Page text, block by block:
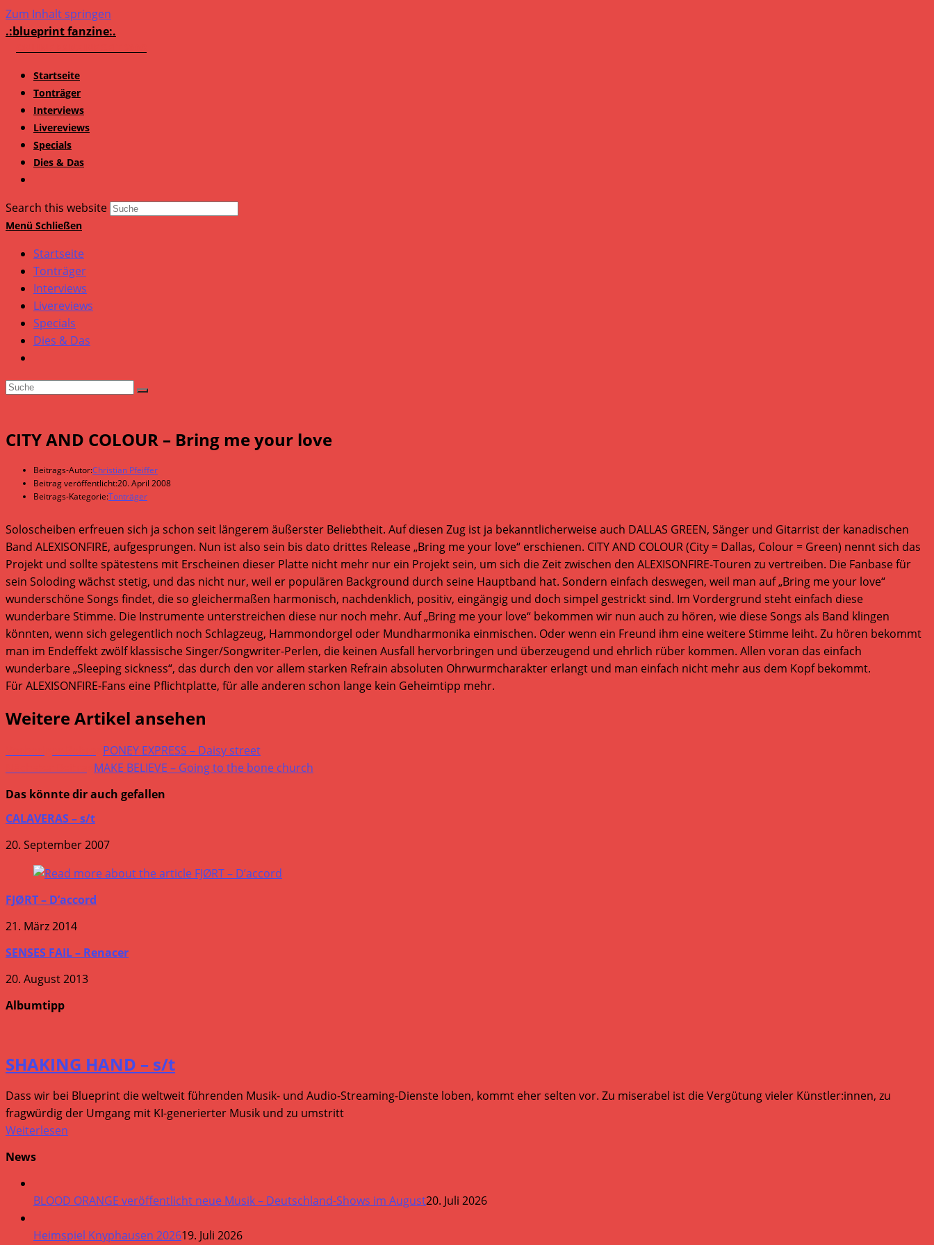
Zum Inhalt springen
.:blueprint fanzine:.
Startseite
Tonträger
Interviews
Livereviews
Specials
Dies & Das
Search this website
Menü Schließen
Startseite
Tonträger
Interviews
Livereviews
Specials
Dies & Das
CITY AND COLOUR – Bring me your love
Beitrags-Autor:Christian Pfeiffer
Beitrag veröffentlicht:20. April 2008
Beitrags-Kategorie:Tonträger
Soloscheiben erfreuen sich ja schon seit längerem äußerster Beliebtheit. Auf diesen Zug ist ja bekanntlicherweise auch DALLAS GREEN, Sänger und Gitarrist der kanadischen
Band ALEXISONFIRE, aufgesprungen. Nun ist also sein bis dato drittes Release „Bring me your love“ erschienen. CITY AND COLOUR (City = Dallas, Colour = Green) nennt sich das
Projekt und sollte spätestens mit Erscheinen dieser Platte nicht mehr nur ein Projekt sein, um sich die Zeit zwischen den ALEXISONFIRE-Touren zu vertreiben. Die Fanbase für
sein Soloding wächst stetig, und das nicht nur, weil er populären Background durch seine Hauptband hat. Sondern einfach deswegen, weil man auf „Bring me your love“
wunderschöne Songs findet, die so gleichermaßen harmonisch, nachdenklich, positiv, eingängig und doch simpel gestrickt sind. Im Vordergrund steht einfach diese
wunderbare Stimme. Die Instrumente unterstreichen diese nur noch mehr. Auf „Bring me your love“ bekommen wir nun auch zu hören, wie diese Songs als Band klingen
könnten, wenn sich gelegentlich noch Schlagzeug, Hammondorgel oder Mundharmonika einmischen. Oder wenn ein Freund ihm eine weitere Stimme leiht. Zu hören bekommt
man im Endeffekt zwölf klassische Singer/Songwriter-Perlen, die keinen Ausfall hervorbringen und überzeugend und ehrlich rüber kommen. Allen voran das einfach
wunderbare „Sleeping sickness“, das durch den vor allem starken Refrain absoluten Ohrwurmcharakter erlangt und man einfach nicht mehr aus dem Kopf bekommt.
Für ALEXISONFIRE-Fans eine Pflichtplatte, für alle anderen schon lange kein Geheimtipp mehr.
Weitere Artikel ansehen
PONEY EXPRESS – Daisy street
MAKE BELIEVE – Going to the bone church
Das könnte dir auch gefallen
CALAVERAS – s/t
20. September 2007
FJØRT – D’accord
21. März 2014
SENSES FAIL – Renacer
20. August 2013
Albumtipp
SHAKING HAND – s/t
Dass wir bei Blueprint die weltweit führenden Musik- und Audio-Streaming-Dienste loben, kommt eher selten vor. Zu miserabel ist die Vergütung vieler Künstler:innen, zu
fragwürdig der Umgang mit KI-generierter Musik und zu umstritt
Weiterlesen
News
BLOOD ORANGE veröffentlicht neue Musik – Deutschland-Shows im August20. Juli 2026
Heimspiel Knyphausen 202619. Juli 2026